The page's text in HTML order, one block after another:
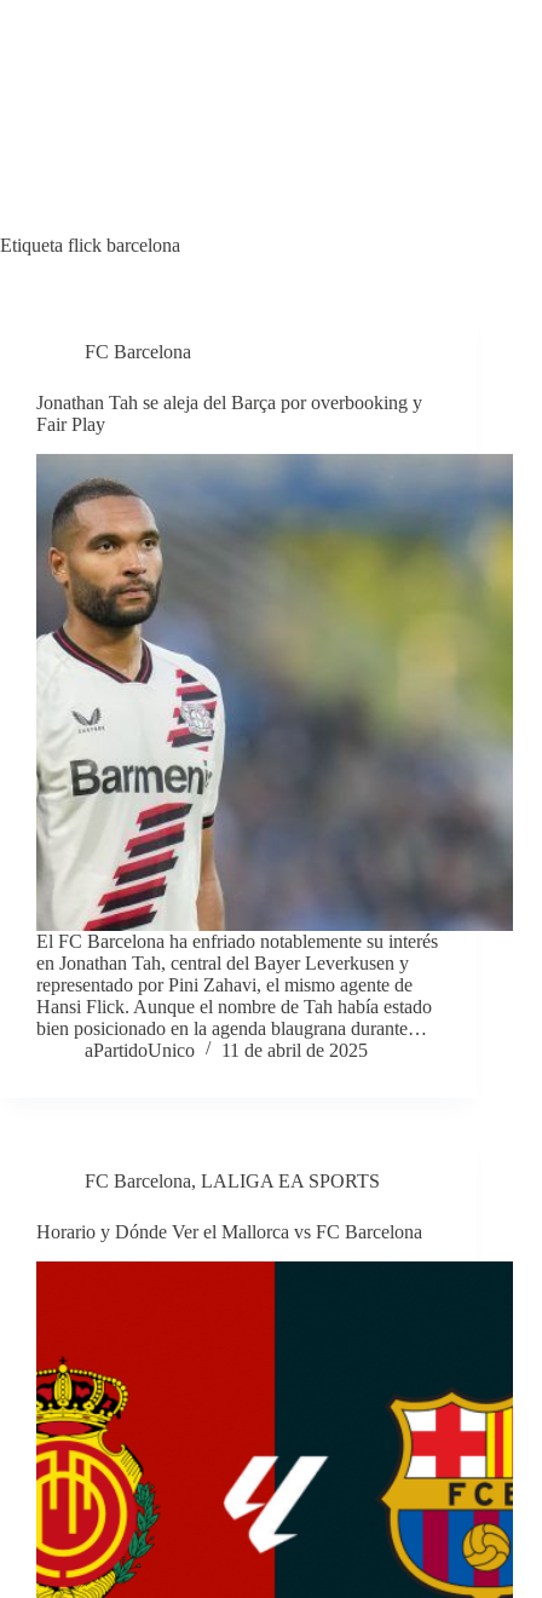
Etiqueta flick barcelona
FC Barcelona
Jonathan Tah se aleja del Barça por overbooking y
Fair Play
El FC Barcelona ha enfriado notablemente su interés
en Jonathan Tah, central del Bayer Leverkusen y
representado por Pini Zahavi, el mismo agente de
Hansi Flick. Aunque el nombre de Tah había estado
bien posicionado en la agenda blaugrana durante…
aPartidoUnico
11 de abril de 2025
FC Barcelona, LALIGA EA SPORTS
Horario y Dónde Ver el Mallorca vs FC Barcelona